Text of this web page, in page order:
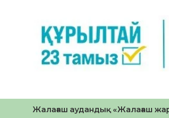
Жалағаш аудандық «Жалағаш